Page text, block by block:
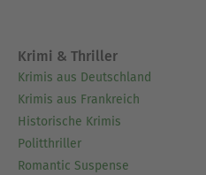
Krimi & Thriller
Krimis aus Deutschland
Krimis aus Frankreich
Historische Krimis
Politthriller
Romantic Suspense